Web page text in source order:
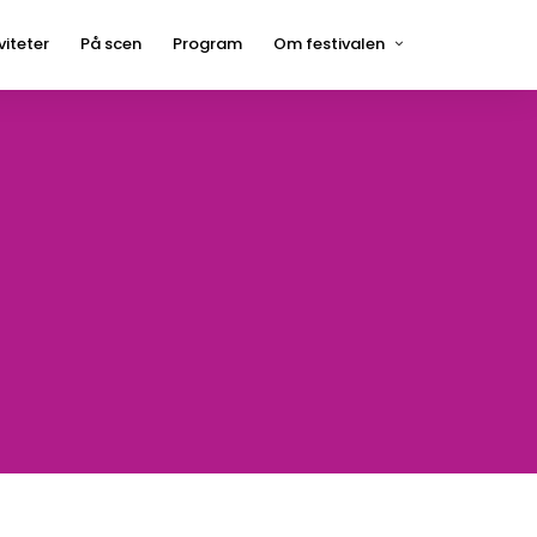
På scen Program Om festivalen